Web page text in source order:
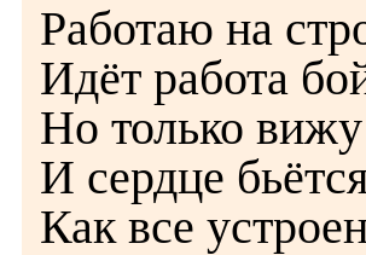
Работаю на
Идёт работа
Но только
И сердце
Как все